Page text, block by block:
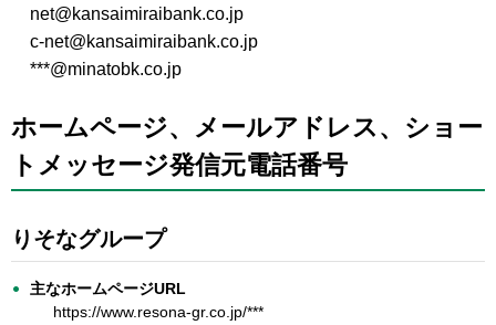
net@kansaimiraibank.co.jp
c-net@kansaimiraibank.co.jp
***@minatobk.co.jp
ホームページ、メールアドレス、ショー
トメッセージ発信元電話番号
りそなグループ
主なホームページURL
https://www.resona-gr.co.jp/***